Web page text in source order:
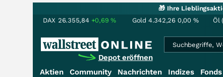
🎁 Ihre
DAX 26.355,84 +0,69% Gold 4.342,26 0,00 % Öl
Depot eröffnen
Aktien Community Nachrichten Indizes Fonds